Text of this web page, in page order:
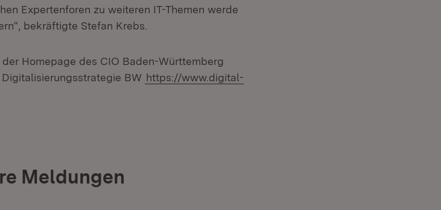
Expertenforen zu weiteren IT-Themen werde
bekräftigte Stefan Krebs.
Homepage des CIO Baden-Württemberg
BW https://www.digital-
Meldungen